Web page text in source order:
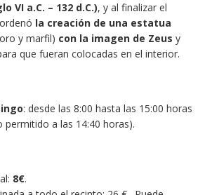
VI a.C. – 132 d.C.), y al finalizar el
la creación de una estatua
y marfil) con la imagen de Zeus y
que fueran colocadas en el interior.
: desde las 8:00 hasta las 15:00 horas
permitido a las 14:40 horas).
8€.